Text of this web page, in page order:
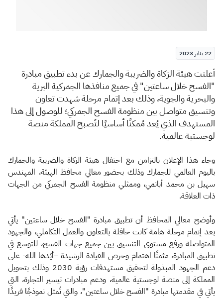
22 يناير 2023
​​أعلنت هيئة الزكاة والضريبة والجمارك عن بدء تطبيق مبادرة
"الفسح خلال ساعتين" في جميع منافذها الجمركية البرية
والبحرية والجوية، وذلك بعد إتمام مرحلة شهدت تعاون
وتنسيق متواصل بين منظومة الفسح الجمركي؛ للوصول إلى هذا
المستهدف الذي يُعد مُمكنًا أساسيًا لتُصبح المملكة منصة
لوجستية عالمية.
وجاء هذا الإعلان بالتزامن مع احتفال هيئة الزكاة والضريبة والجمارك
باليوم العالمي للجمارك وذلك بحضور معالي محافظ الهيئة، المهندس
سهيل بن محمد أبانمي، وممثلي منظومة الفسح الجمركي من الجهات
ذات العلاقة.
وأوضح معالي المحافظ أن تطبيق مبادرة "الفسح خلال ساعتين" يأتي
بعد إتمام مرحلة هامة كانت حافلة بالتعاون والعمل التكاملي، والجهود
المتواصلة ورفع مستوى التنسيق بين جميع جهات الفسح، للتوسع في
تطبيق المبادرة، مثمنًا اهتمام وحرص القيادة الرشيدة –أيّدها الله- على
دعم الجهود المبذولة لتحقيق مستهدفات رؤية 2030 وذلك بتحويل
المملكة إلى منصة لوجستية عالمية، ودعم مبادرات تيسير التجارة، التي
يأتي في مقدمتها مبادرة "الفسح خلال ساعتين"، والتي تُمثل نموذجًا فريدًا